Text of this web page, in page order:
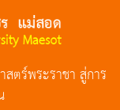
ตร์พระราชา สู่การ